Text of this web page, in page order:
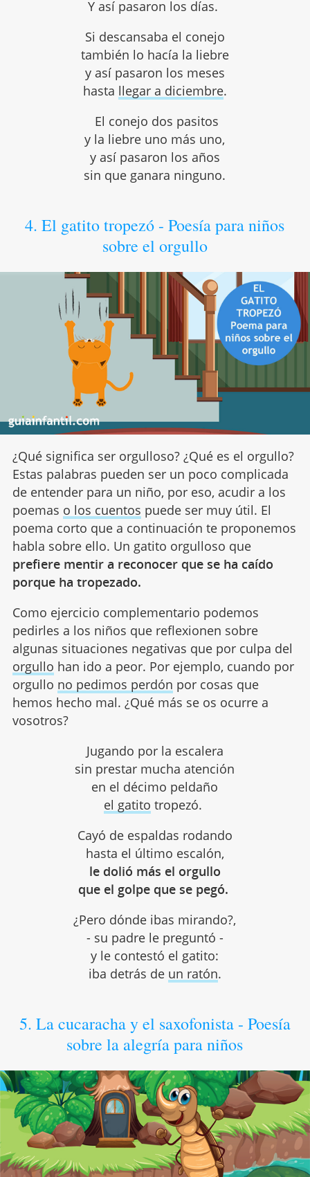
Y así pasaron los días.
Si descansaba el conejo
también lo hacía la liebre
y así pasaron los meses
hasta llegar a diciembre.
El conejo dos pasitos
y la liebre uno más uno,
y así pasaron los años
sin que ganara ninguno.
4. El gatito tropezó - Poesía para niños
sobre el orgullo
¿Qué significa ser orgulloso? ¿Qué es el orgullo?
Estas palabras pueden ser un poco complicada
de entender para un niño, por eso, acudir a los
poemas o los cuentos puede ser muy útil. El
poema corto que a continuación te proponemos
habla sobre ello. Un gatito orgulloso que
prefiere mentir a reconocer que se ha caído
porque ha tropezado.
Como ejercicio complementario podemos
pedirles a los niños que reflexionen sobre
algunas situaciones negativas que por culpa del
orgullo han ido a peor. Por ejemplo, cuando por
orgullo no pedimos perdón por cosas que
hemos hecho mal. ¿Qué más se os ocurre a
vosotros?
Jugando por la escalera
sin prestar mucha atención
en el décimo peldaño
el gatito tropezó.
Cayó de espaldas rodando
hasta el último escalón,
le dolió más el orgullo
que el golpe que se pegó.
¿Pero dónde ibas mirando?,
- su padre le preguntó -
y le contestó el gatito:
iba detrás de un ratón.
5. La cucaracha y el saxofonista - Poesía
sobre la alegría para niños